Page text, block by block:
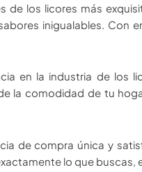
de los licores más
inigualables. Con
en la industria de los
la comodidad de tu
de compra única y
lo que